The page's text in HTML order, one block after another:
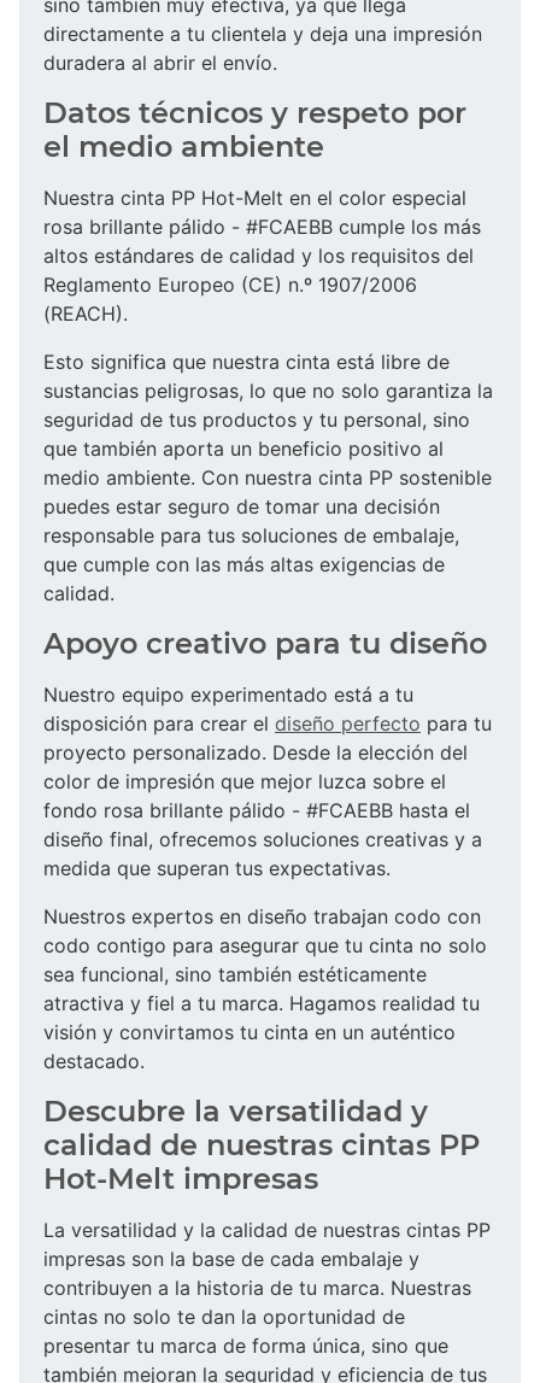
directamente a tu clientela y deja una impresión
duradera al abrir el envío.
Datos técnicos y respeto por
el medio ambiente
Nuestra cinta PP Hot-Melt en el color especial
rosa brillante pálido - #FCAEBB cumple los más
altos estándares de calidad y los requisitos del
Reglamento Europeo (CE) n.º 1907/2006
(REACH).
Esto significa que nuestra cinta está libre de
sustancias peligrosas, lo que no solo garantiza la
seguridad de tus productos y tu personal, sino
que también aporta un beneficio positivo al
medio ambiente. Con nuestra cinta PP sostenible
puedes estar seguro de tomar una decisión
responsable para tus soluciones de embalaje,
que cumple con las más altas exigencias de
calidad.
Apoyo creativo para tu diseño
Nuestro equipo experimentado está a tu
disposición para crear el diseño perfecto para tu
proyecto personalizado. Desde la elección del
color de impresión que mejor luzca sobre el
fondo rosa brillante pálido - #FCAEBB hasta el
diseño final, ofrecemos soluciones creativas y a
medida que superan tus expectativas.
Nuestros expertos en diseño trabajan codo con
codo contigo para asegurar que tu cinta no solo
sea funcional, sino también estéticamente
atractiva y fiel a tu marca. Hagamos realidad tu
visión y convirtamos tu cinta en un auténtico
destacado.
Descubre la versatilidad y
calidad de nuestras cintas PP
Hot-Melt impresas
La versatilidad y la calidad de nuestras cintas PP
impresas son la base de cada embalaje y
contribuyen a la historia de tu marca. Nuestras
cintas no solo te dan la oportunidad de
presentar tu marca de forma única, sino que
también mejoran la seguridad y eficiencia de tus